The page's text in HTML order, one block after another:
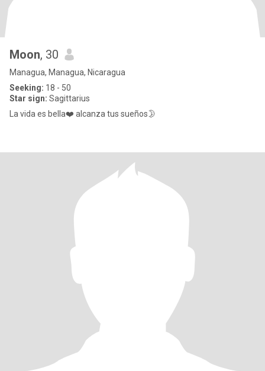
Moon, 30
Managua, Managua, Nicaragua
Seeking: 18 - 50
Star sign: Sagittarius
La vida es bella❤️ alcanza tus sueños🌛